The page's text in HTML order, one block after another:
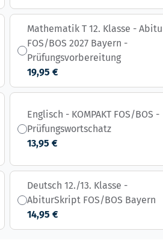
Mathematik T 12. Klasse -
FOS/BOS 2027 Bayern -
Prüfungsvorbereitung
19,95 €
Englisch - KOMPAKT FOS/BOS -
Prüfungswortschatz
13,95 €
Deutsch 12./13. Klasse -
AbiturSkript FOS/BOS Bayern
14,95 €